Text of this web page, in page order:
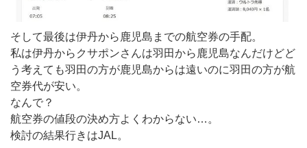
そして最後は伊丹から鹿児島までの航空券の手配。
私は伊丹からクサポンさんは羽田から鹿児島なんだけどど
う考えても羽田の方が鹿児島からは遠いのに羽田の方が航
空券代が安い。
なんで？
航空券の値段の決め方よくわからない…。
検討の結果行きはJAL。